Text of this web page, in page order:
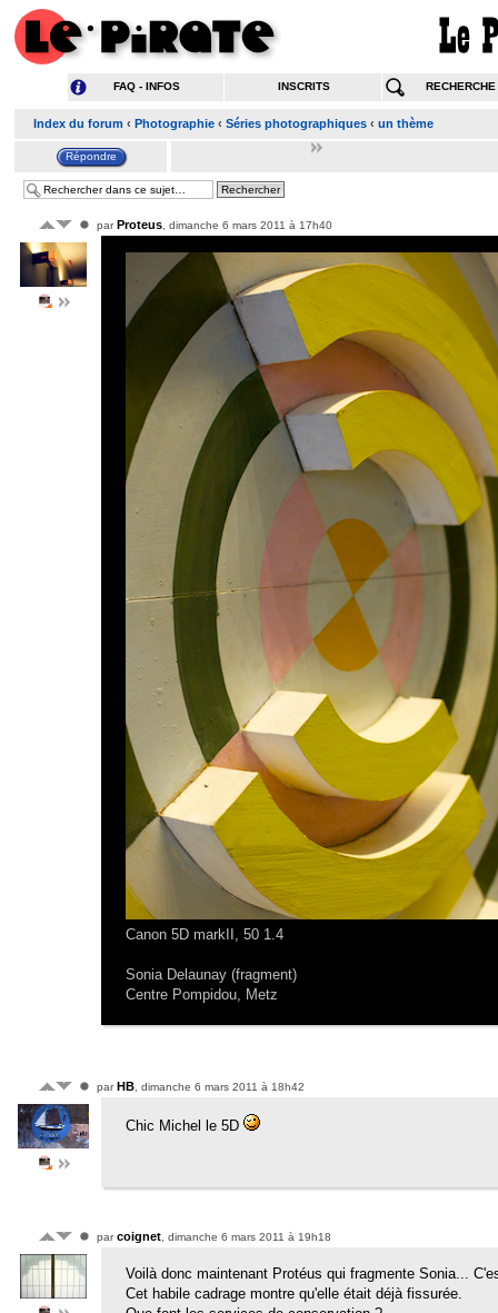
FAQ - INFOS INSCRITS RECHERCHE
Index du forum ‹ Photographie ‹ Séries photographiques ‹ un thème
parProteus , dimanche 6 mars 2011 à 17h40
Canon 5D markII, 50 1.4
Sonia Delaunay (fragment)
Centre Pompidou, Metz
parHB , dimanche 6 mars 2011 à 18h42
Chic Michel le 5D
parcoignet , dimanche 6 mars 2011 à 19h18
Voilà donc maintenant Protéus qui fragmente Sonia...
Cet habile cadrage montre qu'elle était déjà fissurée.